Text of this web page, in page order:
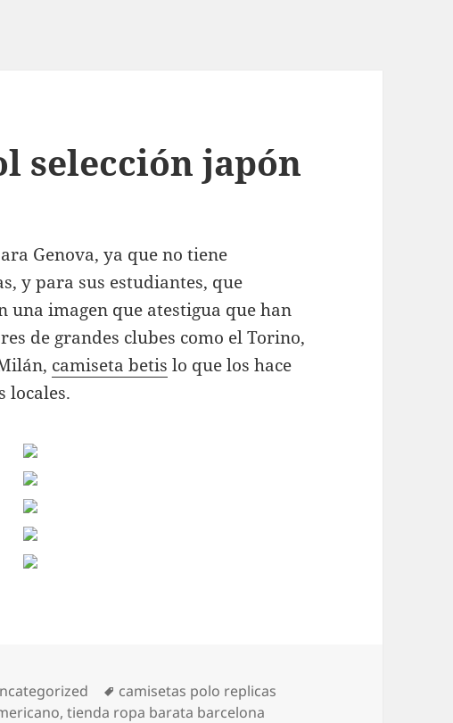
selección japón
Genova, ya que no tiene
y para sus estudiantes, que
una imagen que atestigua que han
de grandes clubes como el Torino,
camiseta betis lo que los hace
locales.
Etiquetas
camisetas polo replicas
,tienda ropa barata barcelona